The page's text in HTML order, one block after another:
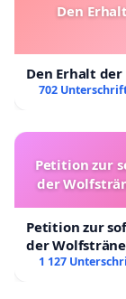
Den
Den Erhalt
702
Petition zur
der
Petition zur
der
1 127